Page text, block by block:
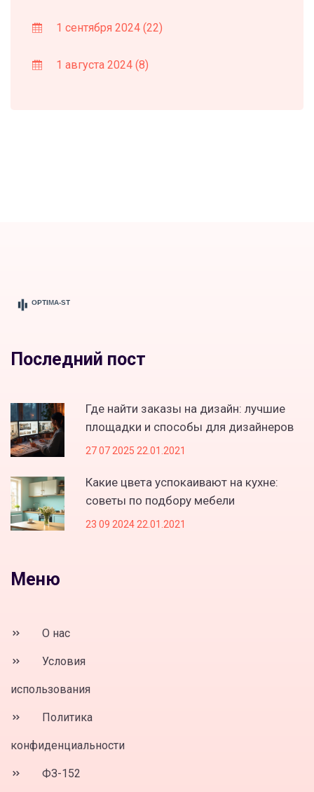
1 сентября 2024 (22)
1 августа 2024 (8)
Последний пост
Где найти заказы на дизайн: лучшие
площадки и способы для дизайнеров
27 07 2025 22.01.2021
Какие цвета успокаивают на кухне:
советы по подбору мебели
23 09 2024 22.01.2021
Меню
О нас
Условия
использования
Политика
конфиденциальности
ФЗ-152